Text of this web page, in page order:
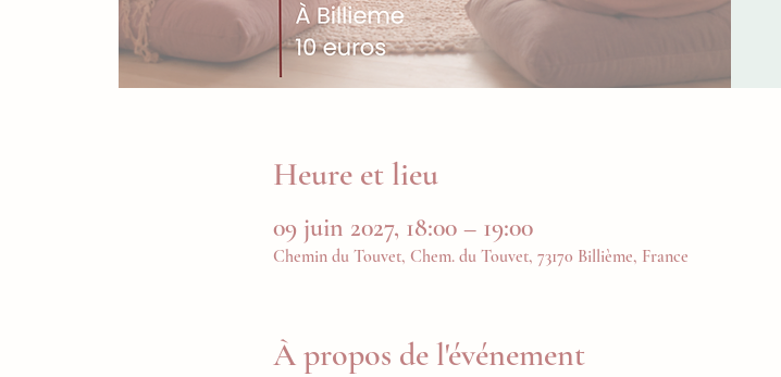
Heure et lieu
09 juin 2027, 18:00 – 19:00
Chemin du Touvet, Chem. du Touvet, 73170 Billième, France
À propos de l'événement